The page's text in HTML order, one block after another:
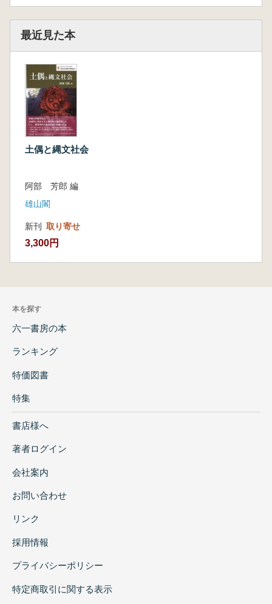
最近見た本
土偶と縄文社会
阿部 芳郎 編
雄山閣
新刊 取り寄せ
3,300円
本を探す
六一書房の本
ランキング
特価図書
特集
書店様へ
著者ログイン
会社案内
お問い合わせ
リンク
採用情報
プライバシーポリシー
特定商取引に関する表示